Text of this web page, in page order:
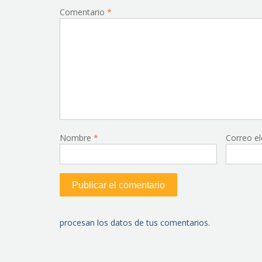
Comentario *
Nombre * Correo
procesan los datos de tus comentarios.